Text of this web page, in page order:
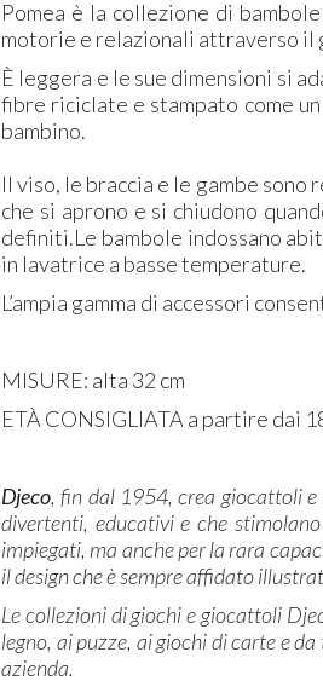
Pomea è la collezione di
motorie e relazionali attraverso il
È leggera e le sue dimensioni si
fibre riciclate e stampato come
bambino.
Il viso, le braccia e le gambe
che si aprono e si chiudono
definiti.Le bambole indossano
in lavatrice a basse temperature.
L’ampia gamma di accessori
MISURE: alta 32 cm
ETÀ CONSIGLIATA a partire dai
Djeco, fin dal 1954, crea giocattoli
divertenti, educativi e che
impiegati, ma anche per la rara
il design che è sempre affidato
Le collezioni di giochi e giocattoli
legno, ai puzze, ai giochi di carte e
azienda.